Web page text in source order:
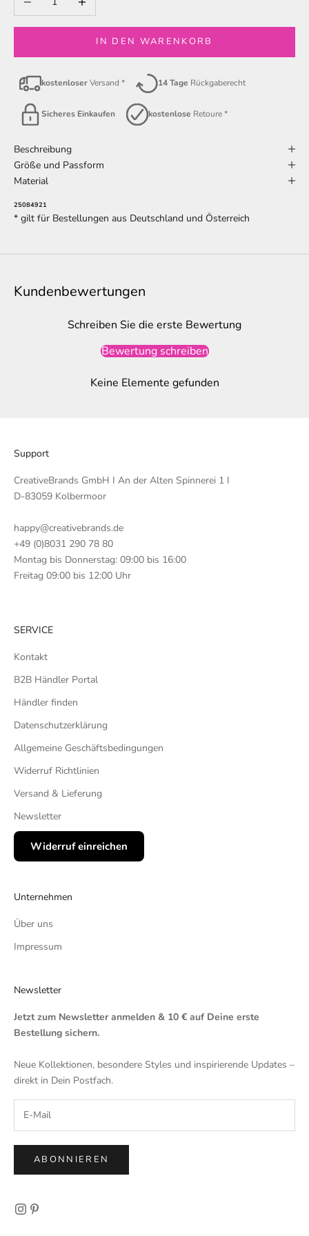
IN DEN WARENKORB
kostenloserVersand * 14 Tage Rückgaberecht
Sicheres Einkaufen kostenlose Retoure *
Beschreibung
Größe und Passform
Material
25084921
* gilt für Bestellungen aus Deutschland und Österreich
Kundenbewertungen
Schreiben Sie die erste Bewertung
Bewertung schreiben
Keine Elemente gefunden
Support
CreativeBrands GmbH I An der Alten Spinnerei 1 I
D-83059 Kolbermoor
happy@creativebrands.de
+49 (0)8031 290 78 80
Montag bis Donnerstag: 09:00 bis 16:00
Freitag 09:00 bis 12:00 Uhr
SERVICE
Kontakt
B2B Händler Portal
Händler finden
Datenschutzerklärung
Allgemeine Geschäftsbedingungen
Widerruf Richtlinien
Versand & Lieferung
Newsletter
Widerruf einreichen
Unternehmen
Über uns
Impressum
Newsletter
Jetzt zum Newsletter anmelden & 10 € auf Deine erste
Bestellung sichern.
Neue Kollektionen, besondere Styles und inspirierende Updates –
direkt in Dein Postfach.
ABONNIEREN